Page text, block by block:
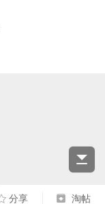
分享 淘帖